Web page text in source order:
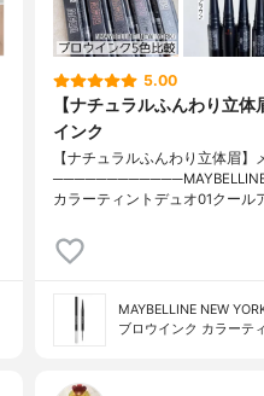
5.00
【ナチュラルふんわり立
インク
【ナチュラルふんわり立体眉】
────────────MAYBELLINE
カラーティントデュオ01クール
MAYBELLINE NEW
ブロウインク カラーテ